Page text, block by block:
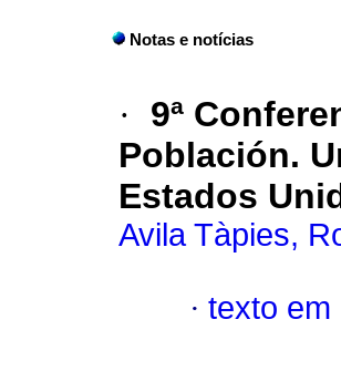
Notas e notícias
·
9ª
Población.
Estados
Avila Tàpies,
· texto em